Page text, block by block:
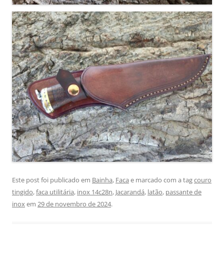
Este post foi publicado em Bainha, Faca e marcado com a tagcouro
tingido,faca utilitária, inox 14c28n, Jacarandá, latão, passante de
inoxem 29 de novembro de 2024.